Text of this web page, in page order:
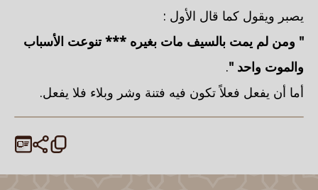
يصبر ويقول كما قال الأول :
" ومن لم يمت بالسيف مات بغيره *** تنوعت الأسباب
والموت واحد ".
أما أن يفعل فعلاً تكون فيه فتنة وشر وبلاء فلا يفعل.